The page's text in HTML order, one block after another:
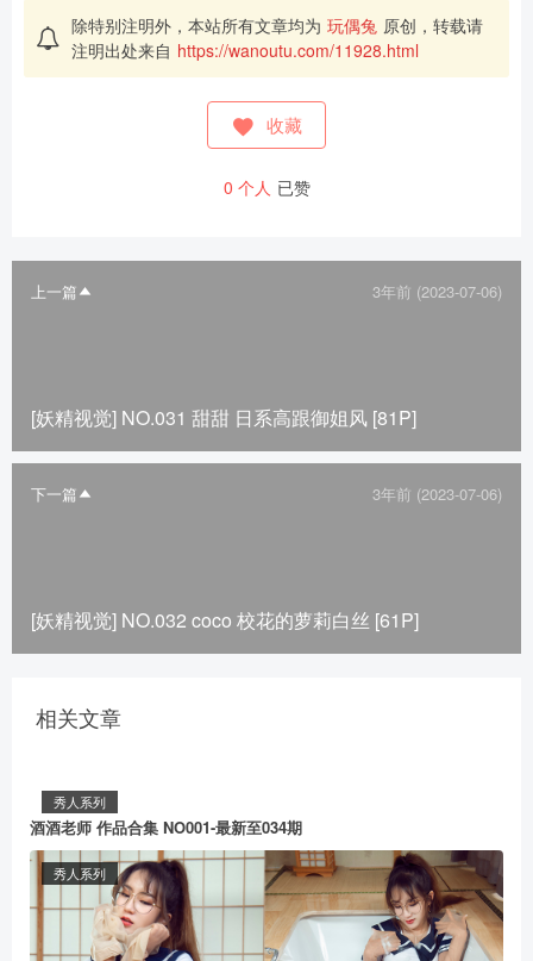
除特别注明外，本站所有文章均为 玩偶兔 原创，转载请
注明出处来自 https://wanoutu.com/11928.html
收藏
0 个人 已赞
上一篇 3年前 (2023-07-06)
[妖精视觉] NO.031 甜甜 日系高跟御姐风 [81P]
下一篇 3年前 (2023-07-06)
[妖精视觉] NO.032 coco 校花的萝莉白丝 [61P]
相关文章
秀人系列
酒酒老师 作品合集 NO001-最新至034期
秀人系列